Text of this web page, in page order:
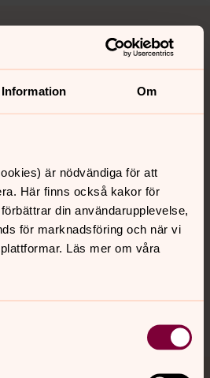
Information Om
är nödvändiga för att
Här finns också kakor för
din användarupplevelse,
för marknadsföring och när vi
Läs mer om våra